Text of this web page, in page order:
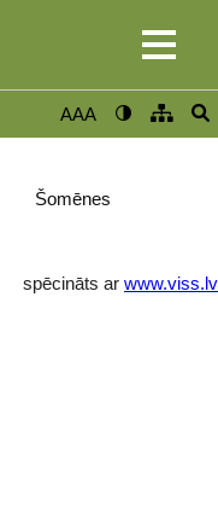
AAA
Šomēnes
spēcināts ar www.viss.lv